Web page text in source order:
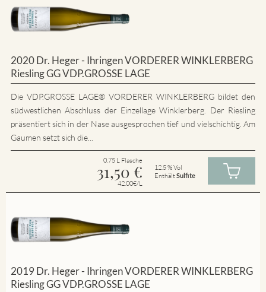
2020 Dr. Heger - Ihringen VORDERER WINKLERBERG
Riesling GG VDP.GROSSE LAGE
Die VDP.GROSSE LAGE® VORDERER WINKLERBERG bildet den
südwestlichen Abschluss der Einzellage Winklerberg. Der Riesling
präsentiert sich in der Nase ausgesprochen tief und vielschichtig. Am
Gaumen setzt sich die...
0.75 L Flasche
31,50 €
42.00€/L
12.5 % Vol
EnthältSulfite
2019 Dr. Heger - Ihringen VORDERER WINKLERBERG
Riesling GG VDP.GROSSE LAGE